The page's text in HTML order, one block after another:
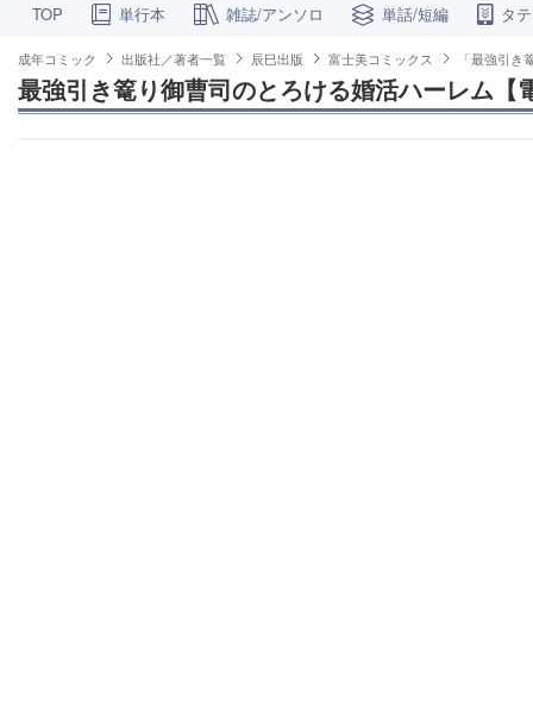
TOP 単行本 雑誌/アンソロ 単話/短編 タ
成年コミック 出版社／著者一覧 辰巳出版 富士美コミックス 「最強引
最強引き篭り御曹司のとろける婚活ハーレム【